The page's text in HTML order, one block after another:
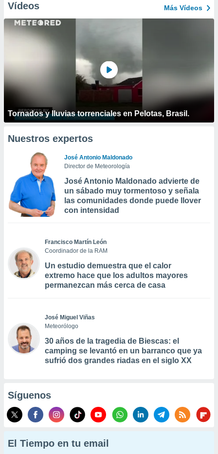
Vídeos Más Vídeos
Tornados y lluvias torrenciales en Pelotas, Brasil.
Nuestros expertos
José Antonio Maldonado
Director de Meteorología
José Antonio Maldonado advierte de
un sábado muy tormentoso y señala
las comunidades donde puede llover
con intensidad
Francisco Martín León
Coordinador de la RAM
Un estudio demuestra que el calor
extremo hace que los adultos mayores
permanezcan más cerca de casa
José Miguel Viñas
Meteorólogo
30 años de la tragedia de Biescas: el
camping se levantó en un barranco que ya
sufrió dos grandes riadas en el siglo XX
Síguenos
El Tiempo en tu email